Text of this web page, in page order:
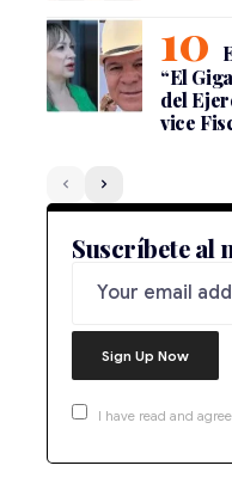
“El
del
vice
Suscríbete al
I have read and